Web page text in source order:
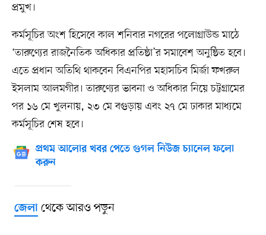
প্রমুখ।
কর্মসূচির অংশ হিসেবে কাল শনিবার নগরের পলোগ্রাউন্ড মাঠে
‘তারুণ্যের রাজনৈতিক অধিকার প্রতিষ্ঠা’র সমাবেশ অনুষ্ঠিত হবে।
এতে প্রধান অতিথি থাকবেন বিএনপির মহাসচিব মির্জা ফখরুল
ইসলাম আলমগীর। তারুণ্যের ভাবনা ও অধিকার নিয়ে চট্টগ্রামের
পর ১৬ মে খুলনায়, ২৩ মে বগুড়ায় এবং ২৭ মে ঢাকার মাধ্যমে
কর্মসূচির শেষ হবে।
প্রথম আলোর খবর পেতে গুগল নিউজ চ্যানেল ফলো
করুন
জেলাথেকে আরও পড়ুন